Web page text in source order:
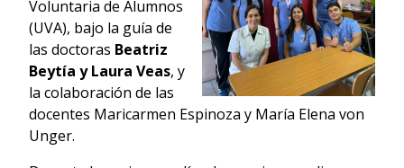
Voluntaria de Alumnos
(UVA), bajo la guía de
las doctoras Beatriz
Beytía y Laura Veas, y
la colaboración de las
docentes Maricarmen Espinoza y María Elena von
Unger.